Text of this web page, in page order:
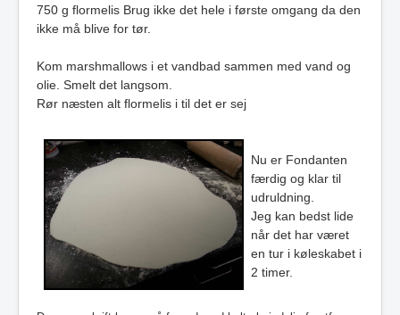
750 g flormelis Brug ikke det hele i første omgang da den
ikke må blive for tør.
Kom marshmallows i et vandbad sammen med vand og
olie. Smelt det langsom.
Rør næsten alt flormelis i til det er sej
Nu er Fondanten
færdig og klar til
udruldning.
Jeg kan bedst lide
når det har været
en tur i køleskabet i
2 timer.